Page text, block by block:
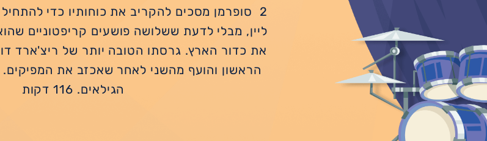
2 סופרמן מסכים להקריב את כוחותיו כדי
ליין, מבלי לדעת ששלושה פושעים קריפטוניים
את כדור הארץ. גרסתו הטובה יותר של ריצ'ארד
הראשון והועף מהשני לאחר שאכזב את
הגילאים. 116 דקות